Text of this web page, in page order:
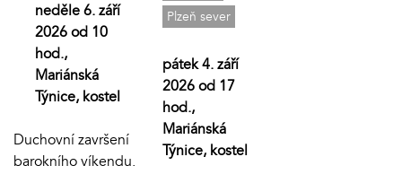
neděle 6. září
2026 od 10
hod.,
Mariánská
Týnice, kostel
Duchovní završení
barokního víkendu.
Plzeň sever
pátek 4. září
2026 od 17
hod.,
Mariánská
Týnice, kostel